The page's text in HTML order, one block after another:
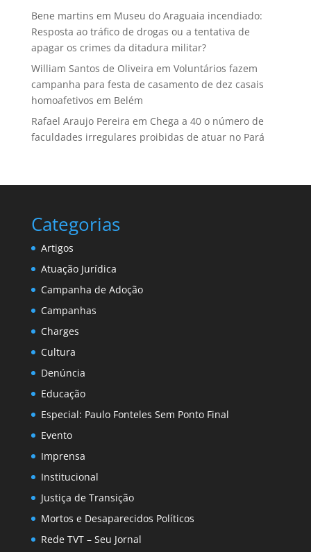
Bene martins em Museu do Araguaia incendiado:
Resposta ao tráfico de drogas ou a tentativa de
apagar os crimes da ditadura militar?
William Santos de Oliveira em Voluntários fazem
campanha para festa de casamento de dez casais
homoafetivos em Belém
Rafael Araujo Pereira em Chega a 40 o número de
faculdades irregulares proibidas de atuar no Pará
Categorias
Artigos
Atuação Jurídica
Campanha de Adoção
Campanhas
Charges
Cultura
Denúncia
Educação
Especial: Paulo Fonteles Sem Ponto Final
Evento
Imprensa
Institucional
Justiça de Transição
Mortos e Desaparecidos Políticos
Rede TVT – Seu Jornal